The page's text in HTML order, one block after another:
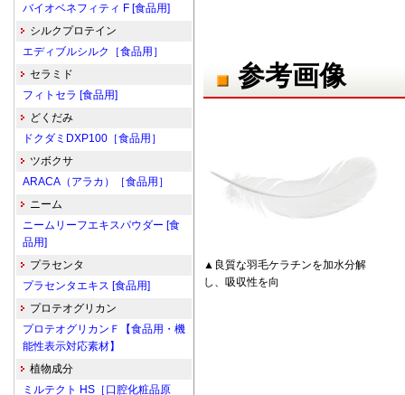
参考画像
▲良質な羽毛ケラチンを加水分解
し、吸収性を向
バイオベネフィティ F [食品用]
シルクプロテイン
エディブルシルク［食品用］
セラミド
フィトセラ [食品用]
どくだみ
ドクダミDXP100［食品用］
ツボクサ
ARACA（アラカ）［食品用］
ニーム
ニームリーフエキスパウダー [食
品用]
プラセンタ
プラセンタエキス [食品用]
プロテオグリカン
プロテオグリカンＦ【食品用・機
能性表示対応素材】
植物成分
ミルテクト HS［口腔化粧品原